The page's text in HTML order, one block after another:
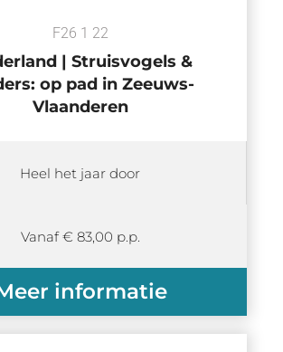
F26 1 22
| Struisvogels &
op pad in Zeeuws-
Vlaanderen
Heel het jaar door
Vanaf € 83,00 p.p.
informatie